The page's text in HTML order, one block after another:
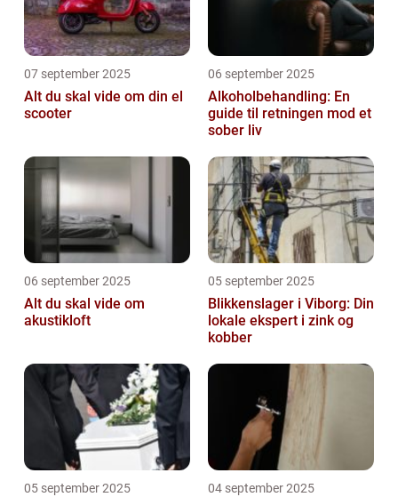
07 september 2025
Alt du skal vide om din el
scooter
06 september 2025
Alkoholbehandling: En
guide til retningen mod et
sober liv
06 september 2025
Alt du skal vide om
akustikloft
05 september 2025
Blikkenslager i Viborg: Din
lokale ekspert i zink og
kobber
05 september 2025 04 september 2025